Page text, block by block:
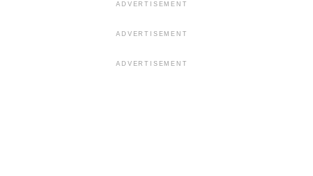
ADVERTISEMENT
ADVERTISEMENT
ADVERTISEMENT